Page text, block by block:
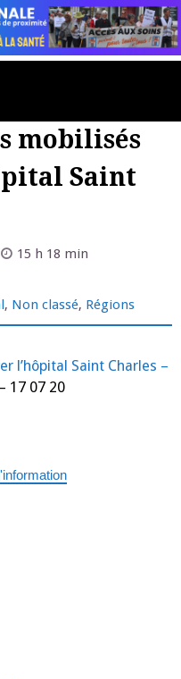
mobilisés
Saint
15 h 18 min
, Non classé, Régions
l’hôpital Saint Charles –
17 07 20